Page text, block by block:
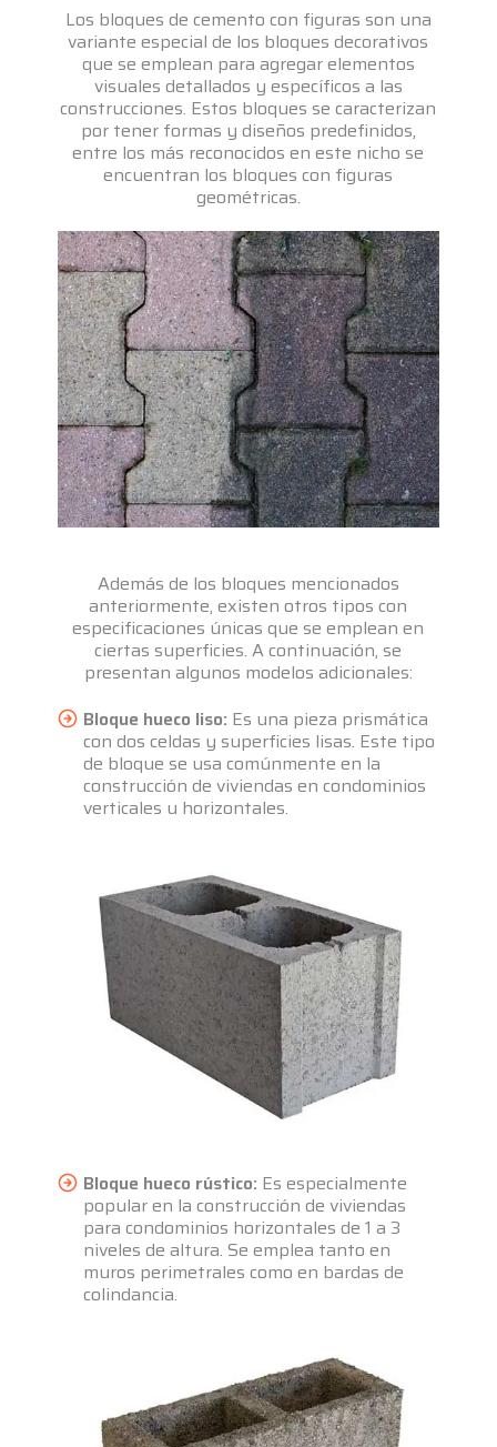
Los bloques de cemento con figuras son una
variante especial de los bloques decorativos
que se emplean para agregar elementos
visuales detallados y específicos a las
construcciones. Estos bloques se caracterizan
por tener formas y diseños predefinidos,
entre los más reconocidos en este nicho se
encuentran los bloques con figuras
geométricas.
Además de los bloques mencionados
anteriormente, existen otros tipos con
especificaciones únicas que se emplean en
ciertas superficies. A continuación, se
presentan algunos modelos adicionales:
Bloque hueco liso: Es una pieza prismática
con dos celdas y superficies lisas. Este tipo
de bloque se usa comúnmente en la
construcción de viviendas en condominios
verticales u horizontales.
Bloque hueco rústico: Es especialmente
popular en la construcción de viviendas
para condominios horizontales de 1 a 3
niveles de altura. Se emplea tanto en
muros perimetrales como en bardas de
colindancia.